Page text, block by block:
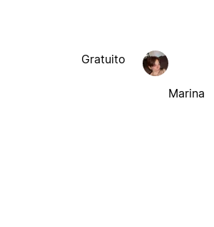
Gratuito
Marina